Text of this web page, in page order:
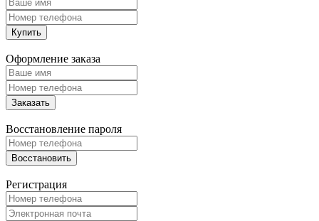
Купить
Оформление заказа
Заказать
Восстановление пароля
Восстановить
Регистрация